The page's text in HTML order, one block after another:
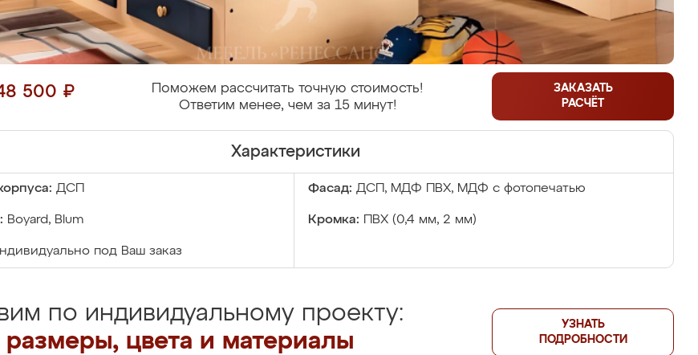
500 ₽
Поможем рассчитать точную стоимость!
Ответим менее, чем за 15 минут!
ЗАКАЗАТЬ
РАСЧЁТ
Характеристики
ДСП Фасад: ДСП, МДФ ПВХ, МДФ с фотопечатью
Boyard, Blum Кромка: ПВХ (0,4 мм, 2 мм)
под Ваш заказ
по индивидуальному проекту:
цвета и материалы
УЗНАТЬ
ПОДРОБНОСТИ